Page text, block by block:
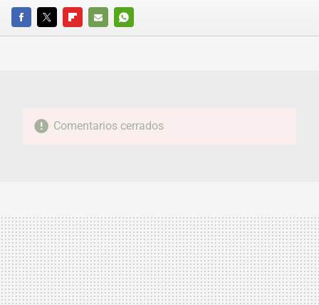
FACEBOOKTWITTERFLIPBOARD
E-
WHATSAPP
Comentarios cerrados